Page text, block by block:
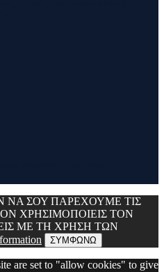
ΝΑ ΣΟΥ ΠΑΡΕΧΟΥΜΕ ΤΙΣ
ΧΡΗΣΙΜΟΠΟΙΕΙΣ ΤΟΝ
ΜΕ ΤΗ ΧΡΗΣΗ ΤΩΝ
ΣΥΜΦΩΝΩ
are set to "allow cookies" to give